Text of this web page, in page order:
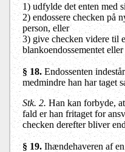
1) udfylde det enten med
2) endossere checken på
person, eller
3) give checken videre til
blankoendossementet
§ 18.Endossenten
medmindre han har taget
Stk. 2. Han kan forbyde,
fald er han fritaget for
checken derefter bliver
§ 19. Ihændehaveren af